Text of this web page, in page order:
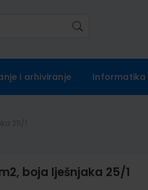
i arhiviranje Informatika
boja lješnjaka 25/1